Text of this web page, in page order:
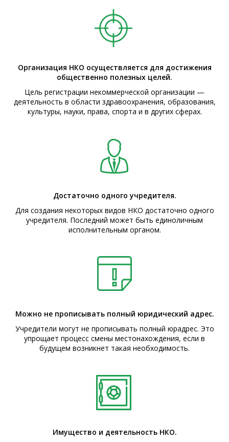
Организация НКО осуществляется для достижения
общественно полезных целей.
Цель регистрации некоммерческой организации —
деятельность в области здравоохранения, образования,
культуры, науки, права, спорта и в других сферах.
Достаточно одного учредителя.
Для создания некоторых видов НКО достаточно одного
учредителя. Последний может быть единоличным
исполнительным органом.
Можно не прописывать полный юридический адрес.
Учредители могут не прописывать полный юрадрес. Это
упрощает процесс смены местонахождения, если в
будущем возникнет такая необходимость.
Имущество и деятельность НКО.